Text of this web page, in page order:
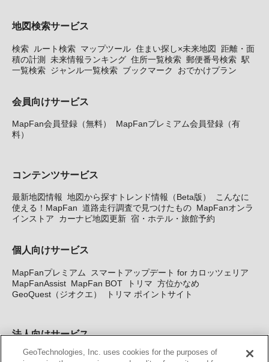
地図検索サービス
検索 ルート検索 マップツール 住まい探し×未来地図
距離・面
積の計測 未来情報ランキング 住所一覧検索 郵便番号検索 駅
一覧検索 ジャンル一覧検索 ブックマーク おでかけプラン
会員向けサービス
MapFan会員登録（無料）
MapFanプレミアム会員登録（有
料）
コンテンツサービス
最新地図情報 地図から探すトレンド情報（Beta版）
こんなに
使える！MapFan 道路走行調査で見つけたもの MapFanオンラ
インストア
カーナビ地図更新 宿・ホテル・旅館予約
個人向けサービス
MapFanプレミアム
スマートアップデート for カロッツェリア
MapFanAssist MapFan BOT トリマ 方位かなめ
GeoQuest（ジオクエ）
トリマ ポイントサイト
法人向けサービス
法人向け地図・位置情報サービス WEBサイト・システム向け地
GeoTechnologies, Inc. uses cookies for the purposes of